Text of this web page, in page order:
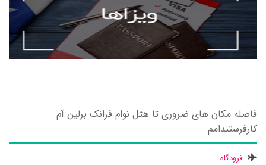
فاصله مکان های ضروری تا هتل نوام فرانک برلین آم
کارفرستندامم
فرودگاه